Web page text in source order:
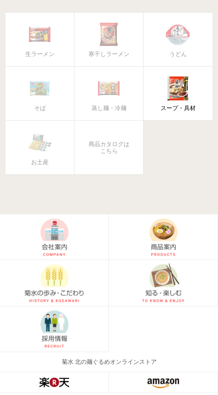
生ラーメン 寒干しラーメン うどん
そば 蒸し麺・冷麺 スープ・具材
お土産
商品カタログは
こちら
菊水 北の麺ぐるめオンラインストア